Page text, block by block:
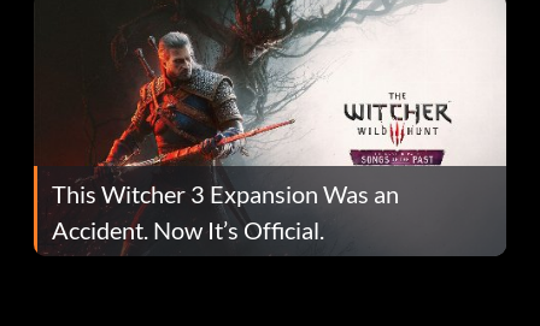
This Witcher 3 Expansion Was an
Accident. Now It’s Official.